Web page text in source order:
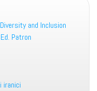
and Inclusion
Patron
iranici